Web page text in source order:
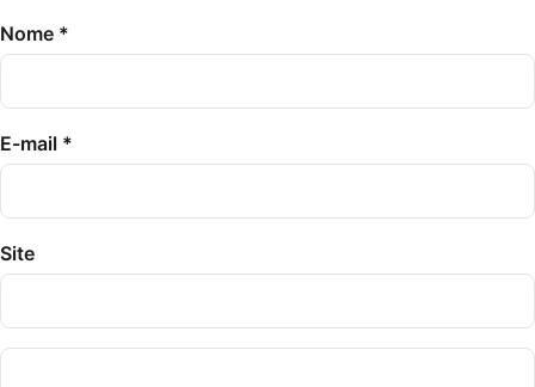
Nome *
E-mail *
Site